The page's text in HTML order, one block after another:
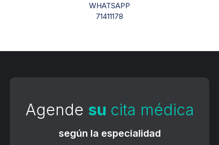
WHATSAPP
71411178
Agende su cita médica
según la especialidad